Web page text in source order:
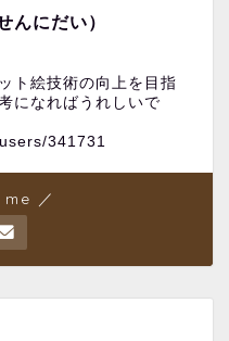
んにだい）
ト絵技術の向上を目指
になればうれしいで
341731
／